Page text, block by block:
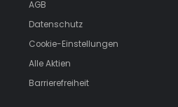
AGB
Datenschutz
Cookie-Einstellungen
Alle Aktien
Barrierefreiheit